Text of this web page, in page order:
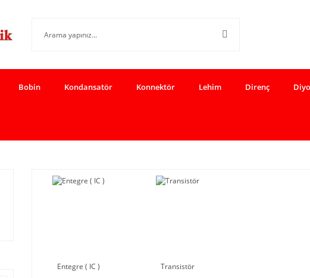
Bobin Kondansatör Konnektör Lehim Direnç
Entegre ( IC ) Transistör